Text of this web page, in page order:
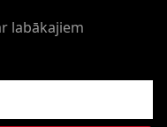
labākajiem